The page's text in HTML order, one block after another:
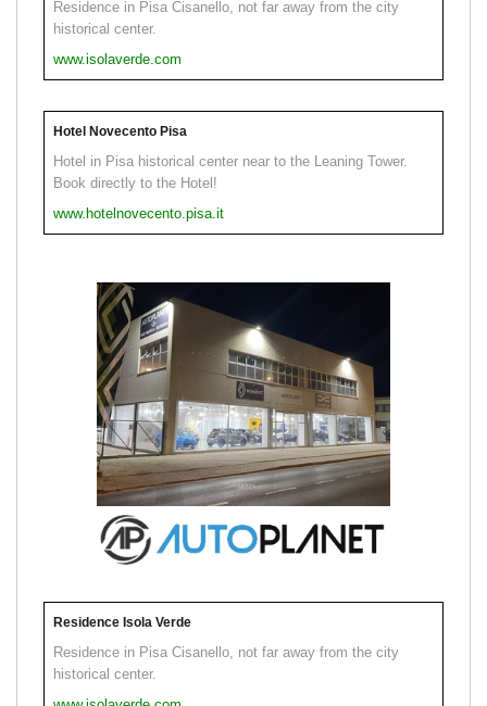
Residence in Pisa Cisanello, not far away from the city
historical center.
www.isolaverde.com
Hotel Novecento Pisa
Hotel in Pisa historical center near to the Leaning Tower.
Book directly to the Hotel!
www.hotelnovecento.pisa.it
Residence Isola Verde
Residence in Pisa Cisanello, not far away from the city
historical center.